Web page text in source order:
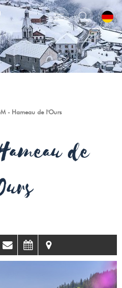
- Hameau de l'Ours
de